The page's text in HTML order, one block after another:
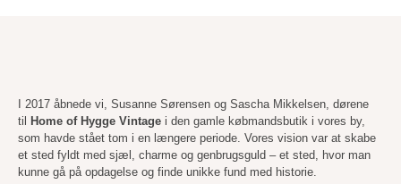
I 2017 åbnede vi, Susanne Sørensen og Sascha Mikkelsen, dørene
til
Home of Hygge Vintage i den gamle købmandsbutik i vores by,
som havde stået tom i en længere periode. Vores vision var at skabe
et sted fyldt med sjæl, charme og genbrugsguld – et sted, hvor man
kunne gå på opdagelse og finde unikke fund med historie.